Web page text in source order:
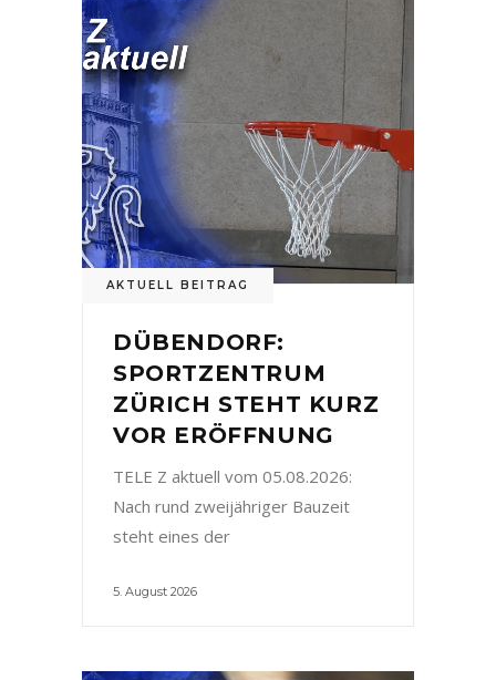
AKTUELL BEITRAG
DÜBENDORF:
SPORTZENTRUM
ZÜRICH STEHT KURZ
VOR ERÖFFNUNG
TELE Z aktuell vom 05.08.2026:
Nach rund zweijähriger Bauzeit
steht eines der
5. August 2026